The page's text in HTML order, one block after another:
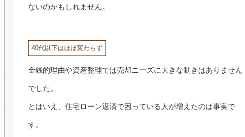
ないのかもしれません。
40代以下はほぼ変わらず
金銭的理由や資産整理では売却ニーズに大きな動きはありません
でした。
とはいえ、住宅ローン返済で困っている人が増えたのは事実で
す。